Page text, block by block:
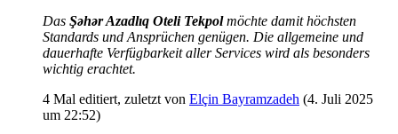
Das Şəhər Azadlıq Oteli Tekpolmöchte damit höchsten
Standards und Ansprüchen genügen. Die allgemeine und
dauerhafte Verfügbarkeit aller Services wird als besonders
wichtig erachtet.
4 Mal editiert, zuletzt von Elçin Bayramzadeh (4. Juli 2025
um 22:52)